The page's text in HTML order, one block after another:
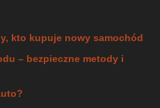
kto kupuje nowy samochód
– bezpieczne metody i